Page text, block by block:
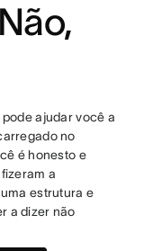
ajudar você a
no
é honesto e
a
estrutura e
a dizer não